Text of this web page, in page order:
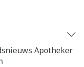
Apotheker